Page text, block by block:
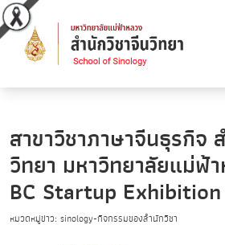
สาขาวิชาภาษาจีนธุรกิจ
วิทยา มหาวิทยาลัยแม่ฟ้
BC Startup
หมวดหมู่ข่าว: sinology-กิจกรรมของสำนักวิชา